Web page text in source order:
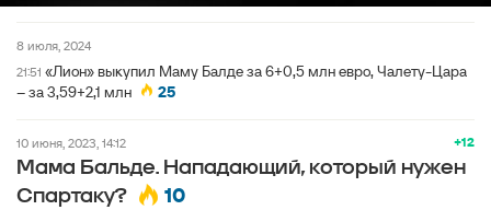
8 июля, 2024
21:51 «Лион» выкупил Маму Балде за 6+0,5 млн евро, Чалету-Цара
– за 3,59+2,1 млн
25
+12
10 июня, 2023, 14:12
Мама Бальде. Нападающий, который нужен
Спартаку?
10